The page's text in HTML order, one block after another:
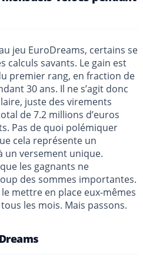
jeu EuroDreams, certains se
calculs savants. Le gain est
premier rang, en fraction de
30 ans. Il ne s’agit donc
juste des virements
de 7.2 millions d’euros
Pas de quoi polémiquer
cela représente un
un versement unique.
les gagnants ne
des sommes importantes.
mettre en place eux-mêmes
les mois. Mais passons.